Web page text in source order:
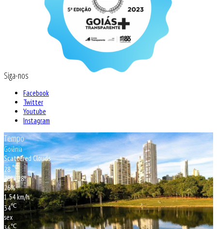
Siga-nos
Facebook
Twitter
Youtube
Instagram
Tempo
Goiânia
Scattered Clouds
28℃
28º - 28º
26%
1.54 km/h
34℃
sex
℃